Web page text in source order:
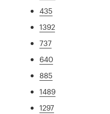
435
1392
737
640
885
1489
1297